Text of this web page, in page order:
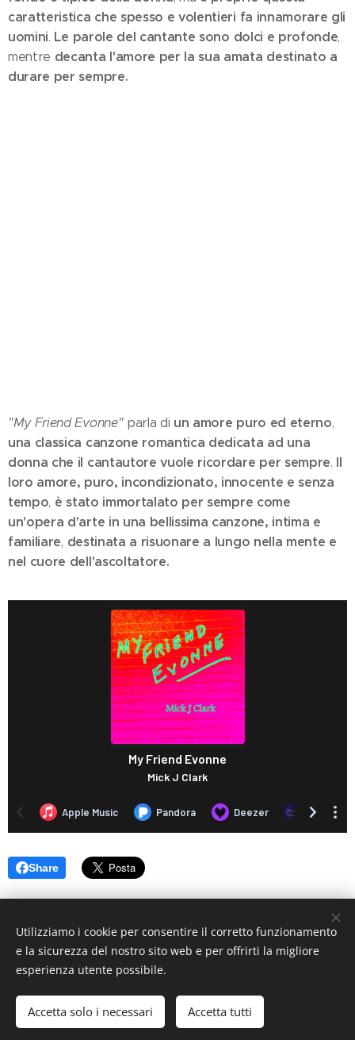
caratteristica che spesso e volentieri fa innamorare gli
uomini. Le parole del cantante sono dolci e profonde,
mentre decanta l'amore per la sua amata destinato a
durare per sempre.
"My Friend Evonne"parla di un amore puro ed eterno,
una classica canzone romantica dedicata ad una
donna che il cantautore vuole ricordare per sempre. Il
loro amore, puro, incondizionato, innocente e senza
tempo, è stato immortalato per sempre come
un'opera d'arte in una bellissima canzone, intima e
familiare, destinata a risuonare a lungo nella mente e
nel cuore dell'ascoltatore.
Share
© 2019 www.artistionline.tv
Email: info@artistionline.tv Tel.3925001708 P.IVA 02838250351
Cookies
Utilizziamo i cookie per consentire il corretto funzionamento
e la sicurezza del nostro sito web e per offrirti la migliore
esperienza utente possibile.
Accetta solo i necessari Accetta tutti